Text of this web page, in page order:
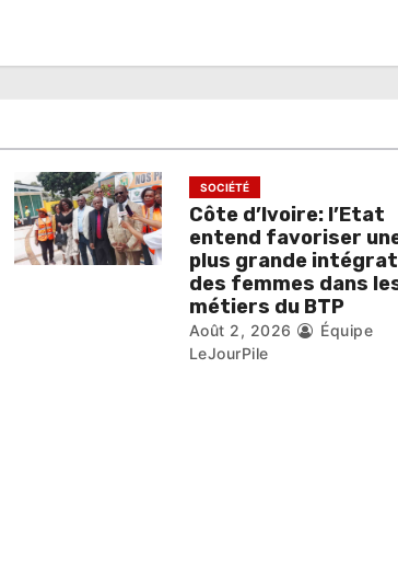
SOCIÉTÉ
Côte d’Ivoire: l’Etat
entend favoriser
plus grande
des femmes dans
métiers du BTP
Août 2, 2026
Équipe
LeJourPile